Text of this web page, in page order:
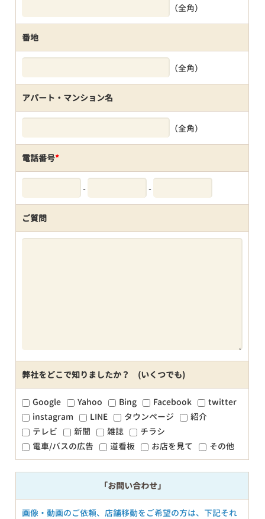
（全角）
番地
（全角）
アパート・マンション名
（全角）
電話番号*
- -
ご質問
弊社をどこで知りましたか？ (いくつでも)
Google Yahoo Bing Facebook
twitter
instagram
LINE タウンページ
紹介
テレビ
新聞 雑誌
チラシ
電車/バスの広告
道看板 お店を見て その他
「お問い合わせ」
画像・動画のご依頼、店舗移動をご希望の方は、下記それ